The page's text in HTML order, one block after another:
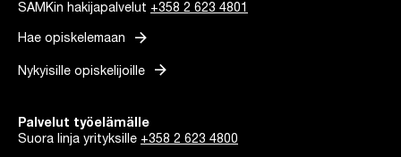
SAMKin hakijapalvelut +358 2 623 4801
Hae opiskelemaan arrow_forward
Nykyisille opiskelijoille arrow_forward
Palvelut työelämälle
Suora linja yrityksille +358 2 623 4800